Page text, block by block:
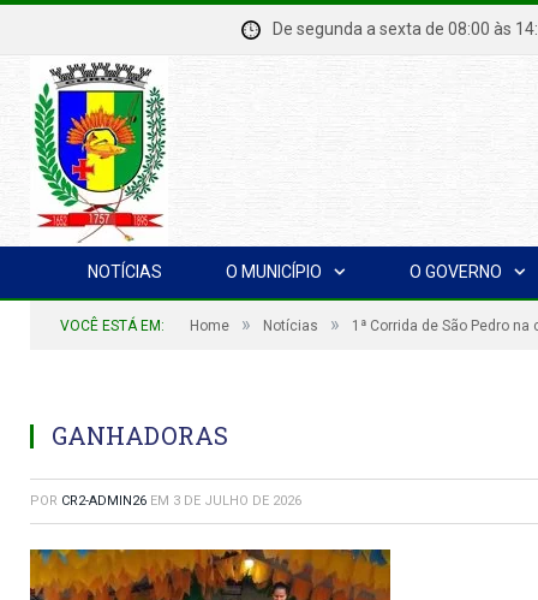
De segunda a sexta de 08:00
NOTÍCIAS O MUNICÍPIO O GOVERNO
VOCÊ ESTÁ EM: Home » Notícias » 1ª Corrida de São Pedro
GANHADORAS
POR CR2-ADMIN26 EM 3 DE JULHO DE 2026